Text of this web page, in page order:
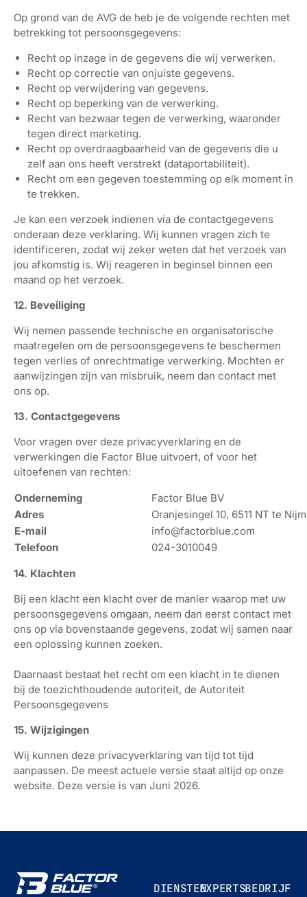
Op grond van de AVG de heb je de volgende rechten met
betrekking tot persoonsgegevens:
Recht op inzage in de gegevens die wij verwerken.
Recht op correctie van onjuiste gegevens.
Recht op verwijdering van gegevens.
Recht op beperking van de verwerking.
Recht van bezwaar tegen de verwerking, waaronder
tegen direct marketing.
Recht op overdraagbaarheid van de gegevens die u
zelf aan ons heeft verstrekt (dataportabiliteit).
Recht om een gegeven toestemming op elk moment in
te trekken.
Je kan een verzoek indienen via de contactgegevens
onderaan deze verklaring. Wij kunnen vragen zich te
identificeren, zodat wij zeker weten dat het verzoek van
jou afkomstig is. Wij reageren in beginsel binnen een
maand op het verzoek.
12. Beveiliging
Wij nemen passende technische en organisatorische
maatregelen om de persoonsgegevens te beschermen
tegen verlies of onrechtmatige verwerking. Mochten er
aanwijzingen zijn van misbruik, neem dan contact met
ons op.
13. Contactgegevens
Voor vragen over deze privacyverklaring en de
verwerkingen die Factor Blue uitvoert, of voor het
uitoefenen van rechten:
Onderneming
Factor Blue BV
Adres
Oranjesingel 10, 6511 NT te
E-mail
info@factorblue.com
Telefoon
024-3010049
14. Klachten
Bij een klacht een klacht over de manier waarop met uw
persoonsgegevens omgaan, neem dan eerst contact met
ons op via bovenstaande gegevens, zodat wij samen naar
een oplossing kunnen zoeken.
Daarnaast bestaat het recht om een klacht in te dienen
bij de toezichthoudende autoriteit, de Autoriteit
Persoonsgegevens
15. Wijzigingen
Wij kunnen deze privacyverklaring van tijd tot tijd
aanpassen. De meest actuele versie staat altijd op onze
website. Deze versie is van Juni 2026.
DIENSTENEXPERTSBEDRIJF